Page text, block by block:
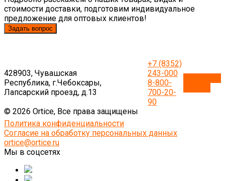
стоимости доставки, подготовим индивидуальное
предложение для оптовых клиентов!
Задать вопрос
428903, Чувашская
Республика, г.Чебоксары,
Лапсарский проезд, д.13
+7 (8352)
243-000
8-800-
700-20-
90
© 2026 Ortice, Все права защищены
Политика конфиденциальности
Согласие на обработку персональных данных
ortice@ortice.ru
Мы в соцсетях